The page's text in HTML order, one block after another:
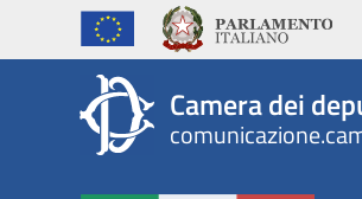
principale
Comunicato
Leg19
Camera dei